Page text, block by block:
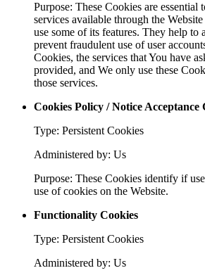
Purpose: These Cookies are
services available through the
use some of its features. They help to
prevent fraudulent use of user
Cookies, the services that You have
provided, and We only use these
those services.
Cookies Policy / Notice Acceptance
Type: Persistent Cookies
Administered by: Us
Purpose: These Cookies identify if
use of cookies on the Website.
Functionality Cookies
Type: Persistent Cookies
Administered by: Us